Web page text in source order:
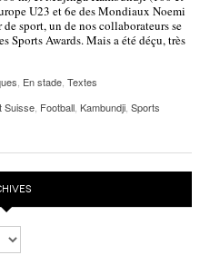
U23 et 6e des Mondiaux Noemi
sport, un de nos collaborateurs se
Sports Awards. Mais a été déçu, très
En stade Textes
Suisse Football Kambundji Sports